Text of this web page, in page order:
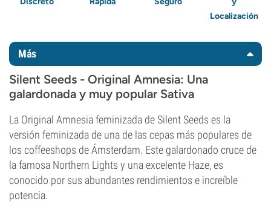
Localización
Más
Silent Seeds - Original Amnesia: Una
galardonada y muy popular Sativa
La Original Amnesia feminizada de Silent Seeds es la
versión feminizada de una de las cepas más populares de
los coffeeshops de Ámsterdam. Este galardonado cruce de
la famosa Northern Lights y una excelente Haze, es
conocido por sus abundantes rendimientos e increíble
potencia.